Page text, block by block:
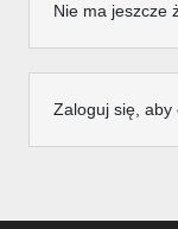
Nie ma jeszcze
Zaloguj się, aby